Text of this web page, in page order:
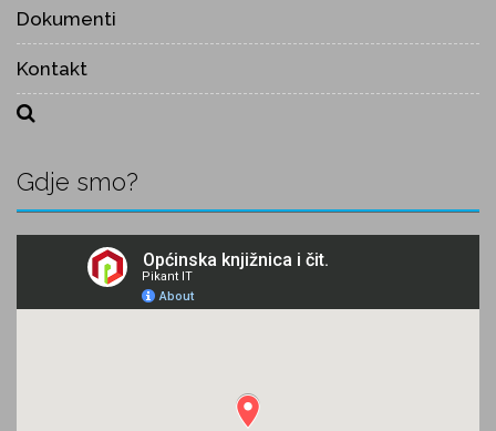
Dokumenti
Kontakt
Gdje smo?